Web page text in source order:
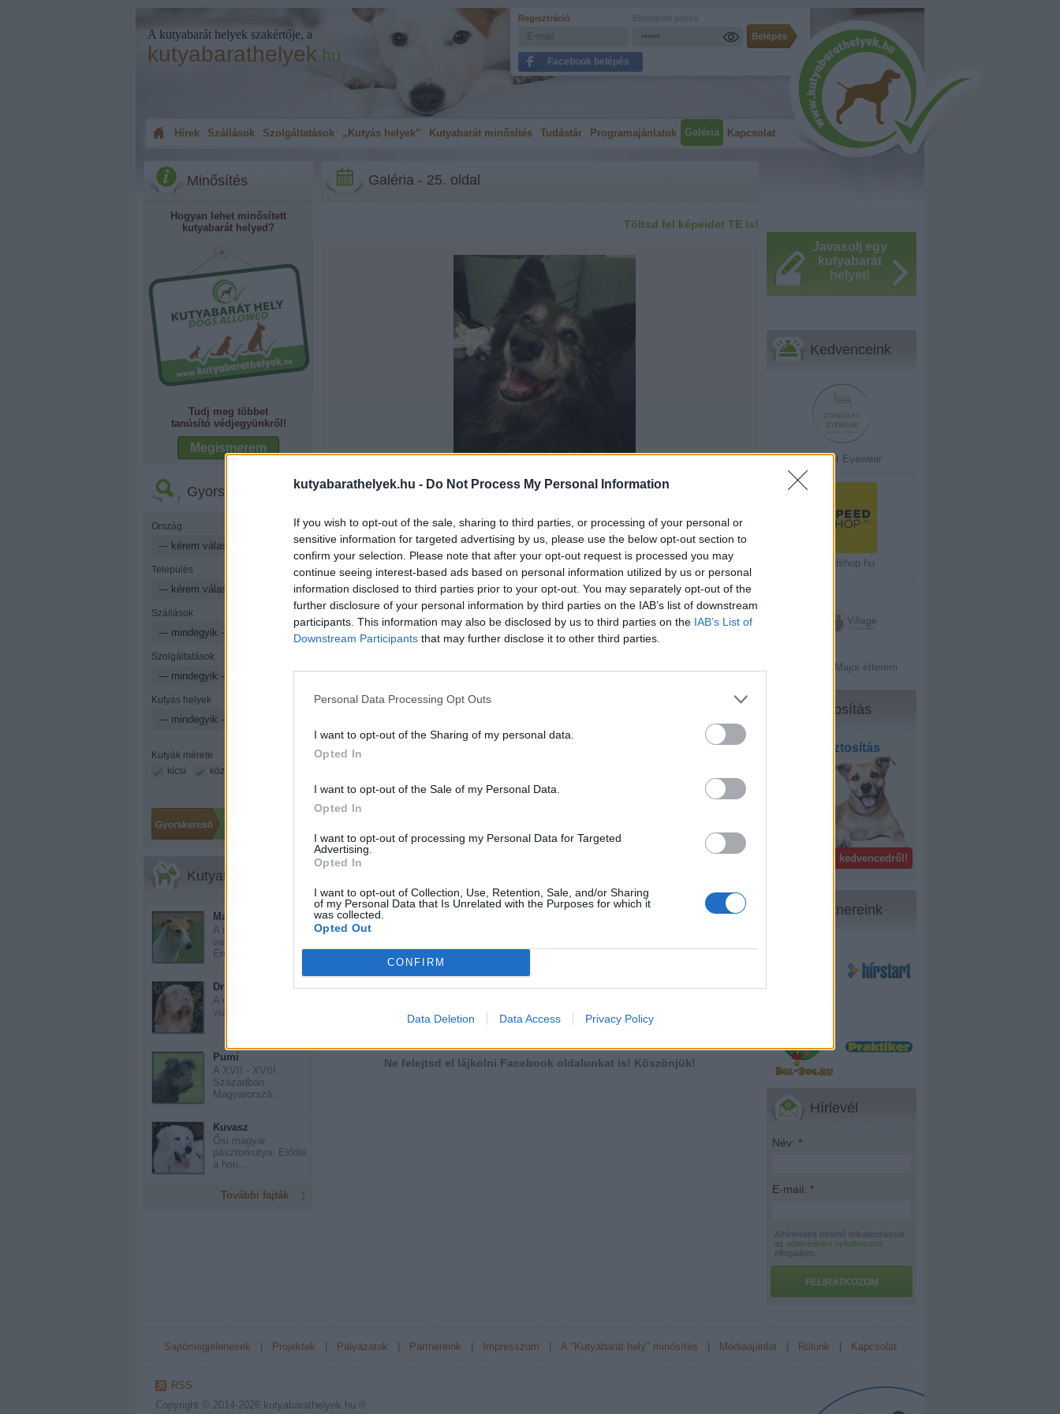
kutyabarathelyek.hu - Do Not Process My Personal Information
If you wish to opt-out of the sale, sharing to third parties, or processing of your personal or
sensitive information for targeted advertising by us, please use the below opt-out section to
confirm your selection. Please note that after your opt-out request is processed you may
continue seeing interest-based ads based on personal information utilized by us or personal
information disclosed to third parties prior to your opt-out. You may separately opt-out of the
further disclosure of your personal information by third parties on the IAB’s list of downstream
participants. This information may also be disclosed by us to third parties on the IAB’s List of
Downstream Participants that may further disclose it to other third parties.
Personal Data Processing Opt Outs
I want to opt-out of the Sharing of my personal data.
Opted In
I want to opt-out of the Sale of my Personal Data.
Opted In
I want to opt-out of processing my Personal Data for Targeted
Advertising.
Opted In
I want to opt-out of Collection, Use, Retention, Sale, and/or Sharing
of my Personal Data that Is Unrelated with the Purposes for which it
was collected.
Opted Out
CONFIRM
Data Deletion Data Access Privacy Policy
A kutyabarát helyek szakértője, a
kutyabarathelyek.hu
Regisztráció
Facebook belépés
Hírek Szállások Szolgáltatások „Kutyás helyek” Kutyabarát minősítés Tudástár Programajánlatok Galéria Kapcsolat
Minősítés
Hogyan lehet minősített
kutyabarát helyed?
Tudj meg többet
tanúsító védjegyünkről!
Megismerem
Gyorskereső
Ország
Település
Szállások
Szolgáltatások
Kutyás helyek
Kutyák mérete
kicsi
közepes
Kutyatár
Magyar agár
A magyar agár ősi
vadászkutya.
Eredet...
Drótszőrű...
A drótszőrű magyar
vizsla a XX. száza...
Pumi
A XVII - XVIII.
Században
Magyarorszá...
Kuvasz
Ősi magyar
pásztorkutya. Elődei
a hon...
További fajták
Galéria - 25. oldal
Töltsd fel képeidet TE is!
Ne felejtsd el lájkolni Facebook oldalunkat is! Köszönjük!
Javasolj egy
kutyabarát
helyet!
Kedvenceink
Concept Eyewear
Speedshop.hu
Franciska Major étterem
Biztosítás
Kisállat biztosítás
Gondoskodj kedvencedről!
Partnereink
Hírlevél
Név: *
E-mail: *
A hírlevélre történő feliratkozással
az adatvédelmi nyilatkozatot
elfogadom.
FELIRATKOZOM
Sajtómegjelenések Projektek Pályázatok Partnereink Impresszum A "Kutyabarát hely" minősítés Médiaajánlat| Rólunk Kapcsolat
RSS
Copyright © 2014-2026 kutyabarathelyek.hu ®